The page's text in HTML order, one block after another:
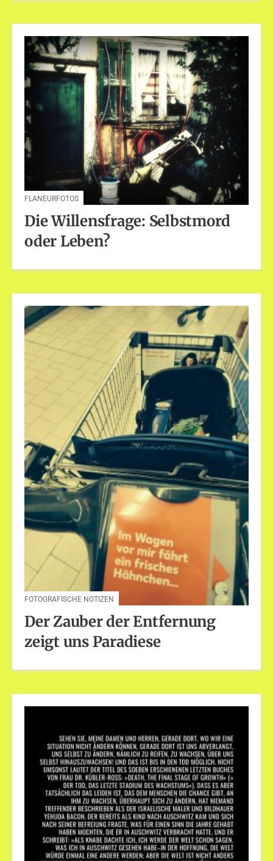
FLANEURFOTOS
Die Willensfrage: Selbstmord
oder Leben?
FOTOGRAFISCHE NOTIZEN
Der Zauber der Entfernung
zeigt uns Paradiese